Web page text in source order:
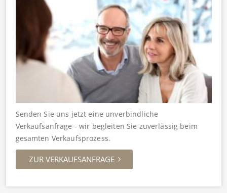
Senden Sie uns jetzt eine unverbindliche
Verkaufsanfrage - wir begleiten Sie zuverlässig beim
gesamten Verkaufsprozess.
ZUR VERKAUFSANFRAGE